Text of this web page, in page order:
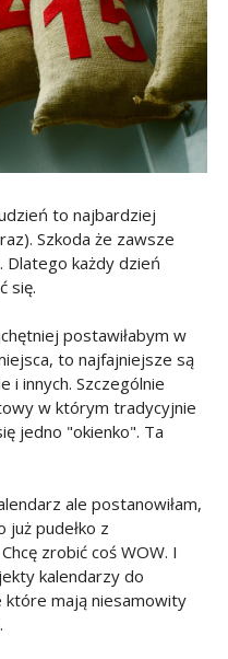
to najbardziej
Szkoda że zawsze
każdy dzień
się.
postawiłabym w
to najfajniejsze są
i innych. Szczególnie
w którym tradycyjnie
jedno "okienko". Ta
ale postanowiłam,
już pudełko z
zrobić coś WOW. I
kalendarzy do
które mają niesamowity